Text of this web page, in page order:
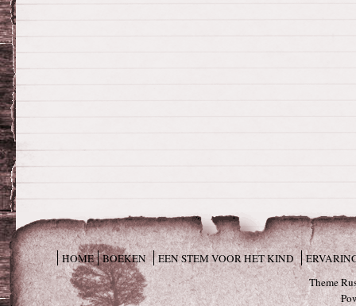
HOME BOEKEN EEN STEM VOOR HET KIND
Theme